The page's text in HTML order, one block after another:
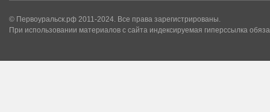
© Первоуральск.рф 2011-2024. Все права зарегистрированы.
При использовании материалов с сайта индексируемая гиперссылка